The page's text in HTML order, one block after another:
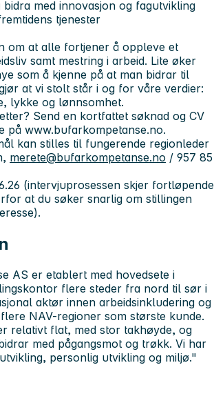
med innovasjon og fagutvikling
tjenester
om at alle fortjener å oppleve et
samt mestring i arbeid. Lite øker
som å kjenne på at man bidrar til
at vi stolt står i og for våre verdier:
lykke og lønnsomhet.
Send en kortfattet søknad og CV
på www.bufarkompetanse.no.
kan stilles til fungerende regionleder
merete@bufarkompetanse.no / 957 85
(intervjuprosessen skjer fortløpende
at du søker snarlig om stillingen
AS er etablert med hovedsete i
flere steder fra nord til sør i
aktør innen arbeidsinkludering og
NAV-regioner som største kunde.
relativt flat, med stor takhøyde, og
med pågangsmot og trøkk. Vi har
personlig utvikling og miljø."